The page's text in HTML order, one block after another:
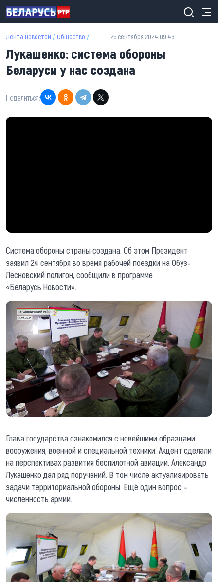
Перейти к основному содержанию
Лента новостей / Общество / 25 сентября 2024 09:43
Лукашенко: система обороны
Беларуси у нас создана
Поделиться:
Система обороны страны создана. Об этом Президент
заявил 24 сентября во время рабочей поездки на Обуз-
Лесновский полигон, сообщили в программе
«Беларусь.Новости».
Глава государства ознакомился с новейшими образцами
вооружения, военной и специальной техники. Акцент сделали
на перспективах развития беспилотной авиации. Александр
Лукашенко дал ряд поручений. В том числе актуализировать
задачи территориальной обороны. Ещё один вопрос –
численность армии.